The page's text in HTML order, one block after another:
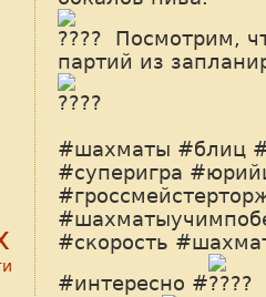
Посмотрим,
партий из
#шахматы #блиц
#суперигра
#скорость
#интересно #